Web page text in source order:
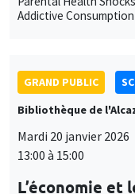
Mardi 20 janvier 2026
L’économie et
Une conférence
UNIQUEMENT EN
SÉMINAIRES